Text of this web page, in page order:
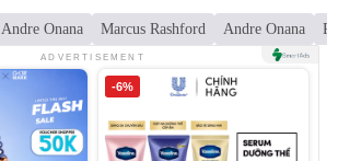
Andre Onana Marcus Rashford Andre Onana
ADVERTISEMENT
-6%